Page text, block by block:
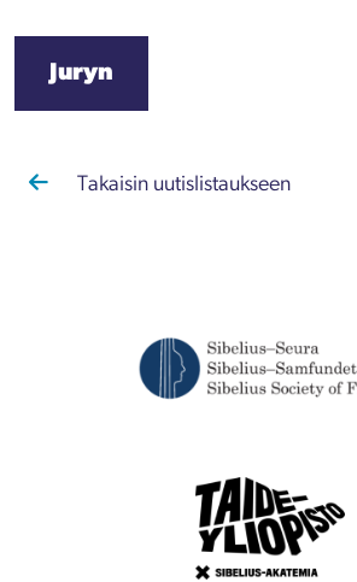
Juryn
Takaisin uutislistaukseen